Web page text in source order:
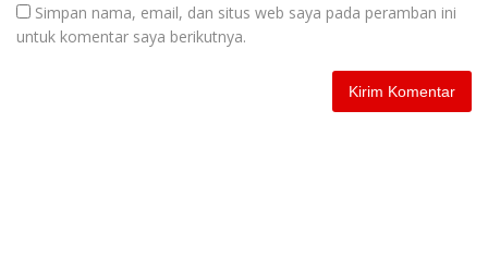
Simpan nama, email, dan situs web saya pada peramban ini
untuk komentar saya berikutnya.